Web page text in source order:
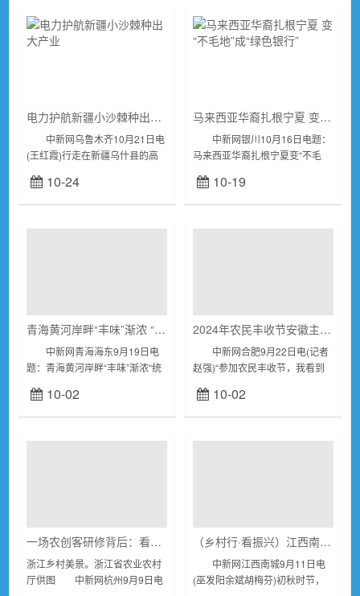
电力护航新疆小沙棘种出大产业
中新网乌鲁木齐10月21日电
(王红霞)行走在新疆乌什县的高
云相映，把深秋装扮得格外有韵
味。近年来，乌什县依托“中国沙
10-24
马来西亚华裔扎根宁夏 变“不毛地”成“绿色银行”
中新网银川10月16日电题：
马来西亚华裔扎根宁夏变“不毛
李佩珊 马来西亚华裔张佩心
与宁夏的故事，要从2015...
10-19
青海黄河岸畔“丰味”渐浓 “统种共富”村民齐增收
中新网青海海东9月19日电
题：青海黄河岸畔“丰味”渐浓“统
隽 秋日高原，在黄河上游的
青海省海东市化隆回族自治县
10-02
2024年农民丰收节安徽主场活动启幕 两岸同胞同庆丰收
中新网合肥9月22日电(记者
赵强)“参加农民丰收节，我看到
在秋分时节收获累累硕果。同
时，也感受到了大陆对‘三农’工作
10-02
一场农创客研修背后：看浙江乡村振兴打法“升级”
浙江乡村美景。浙江省农业农村
厅供图 中新网杭州9月9日电
（乡村行·看振兴）江西南城：“养鱼大户”化身“名誉村长” “游出”幸福致富路
中新网江西南城9月11日电
(巫发阳余斌胡梅芬)初秋时节，